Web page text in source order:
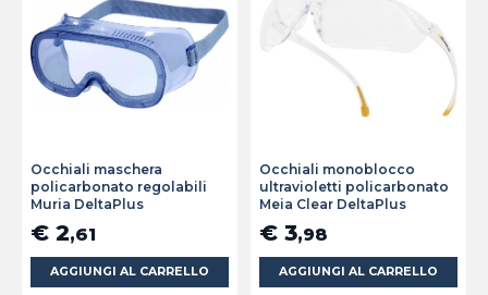
Occhiali maschera
policarbonato regolabili
Muria DeltaPlus
€ 2,61
AGGIUNGI AL CARRELLO
Occhiali monoblocco
ultravioletti policarbonato
Meia Clear DeltaPlus
€ 3,98
AGGIUNGI AL CARRELLO